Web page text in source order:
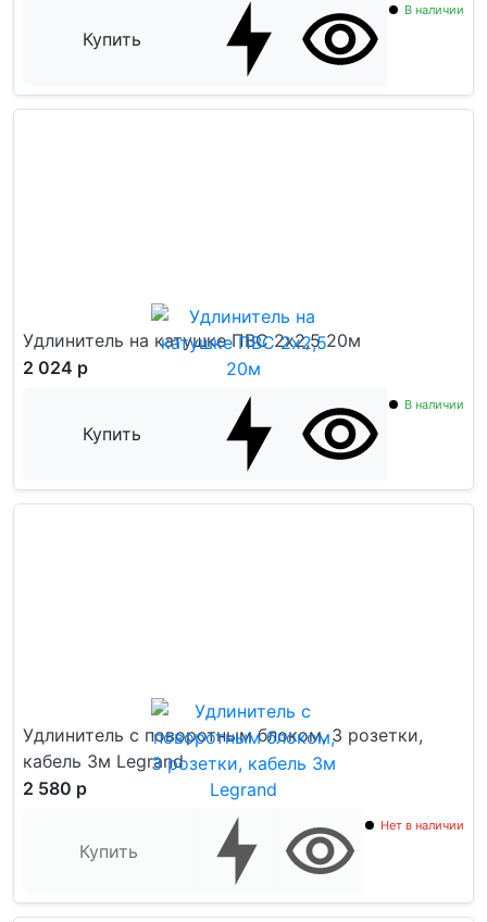
Купить
В наличии
Удлинитель на катушке ПВС 2x2,5 20м
2 024 р
Купить
В наличии
Удлинитель с поворотным блоком, 3 розетки,
кабель 3м Legrand
2 580 р
Купить
Нет в наличии